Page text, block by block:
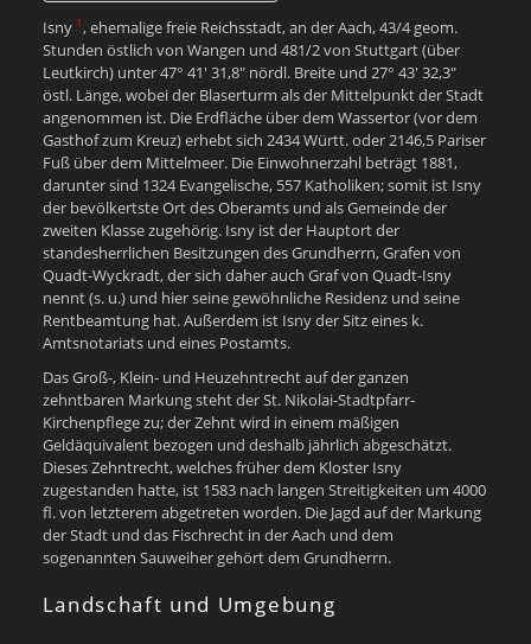
Isny 1 , ehemalige freie Reichsstadt, an der Aach, 43/4 geom.
Stunden östlich von Wangen und 481/2 von Stuttgart (über
Leutkirch) unter 47° 41′ 31,8″ nördl. Breite und 27° 43′ 32,3″
östl. Länge, wobei der Blaserturm als der Mittelpunkt der Stadt
angenommen ist. Die Erdfläche über dem Wassertor (vor dem
Gasthof zum Kreuz) erhebt sich 2434 Württ. oder 2146,5 Pariser
Fuß über dem Mittelmeer. Die Einwohnerzahl beträgt 1881,
darunter sind 1324 Evangelische, 557 Katholiken; somit ist Isny
der bevölkertste Ort des Oberamts und als Gemeinde der
zweiten Klasse zugehörig. Isny ist der Hauptort der
standesherrlichen Besitzungen des Grundherrn, Grafen von
Quadt-Wyckradt, der sich daher auch Graf von Quadt-Isny
nennt (s. u.) und hier seine gewöhnliche Residenz und seine
Rentbeamtung hat. Außerdem ist Isny der Sitz eines k.
Amtsnotariats und eines Postamts.
Das Groß-, Klein- und Heuzehntrecht auf der ganzen
zehntbaren Markung steht der St. Nikolai-Stadtpfarr-
Kirchenpflege zu; der Zehnt wird in einem mäßigen
Geldäquivalent bezogen und deshalb jährlich abgeschätzt.
Dieses Zehntrecht, welches früher dem Kloster Isny
zugestanden hatte, ist 1583 nach langen Streitigkeiten um 4000
fl. von letzterem abgetreten worden. Die Jagd auf der Markung
der Stadt und das Fischrecht in der Aach und dem
sogenannten Sauweiher gehört dem Grundherrn.
Landschaft und Umgebung